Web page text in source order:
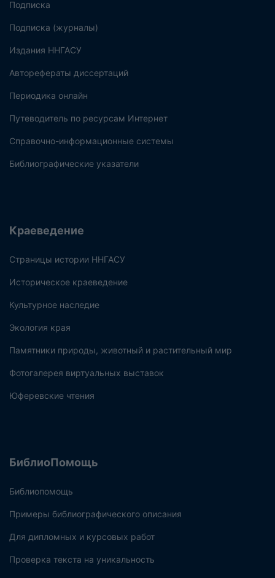
Подписка
Подписка (журналы)
Издания ННГАСУ
Авторефераты диссертаций
Периодика онлайн
Путеводитель по ресурсам Интернет
Справочно-информационные системы
Библиографические указатели
Краеведение
Страницы истории ННГАСУ
Историческое краеведение
Культурное наследие
Экология края
Памятники природы, животный и растительный мир
Фотогалерея виртуальных выставок
Юферевские чтения
БиблиоПомощь
Библиопомощь
Примеры библиографического описания
Для дипломных и курсовых работ
Проверка текста на уникальность